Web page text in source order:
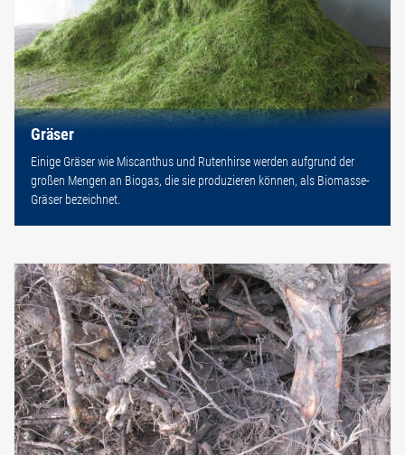
Gräser
Einige Gräser wie Miscanthus und Rutenhirse werden aufgrund der
großen Mengen an Biogas, die sie produzieren können, als Biomasse-
Gräser bezeichnet.